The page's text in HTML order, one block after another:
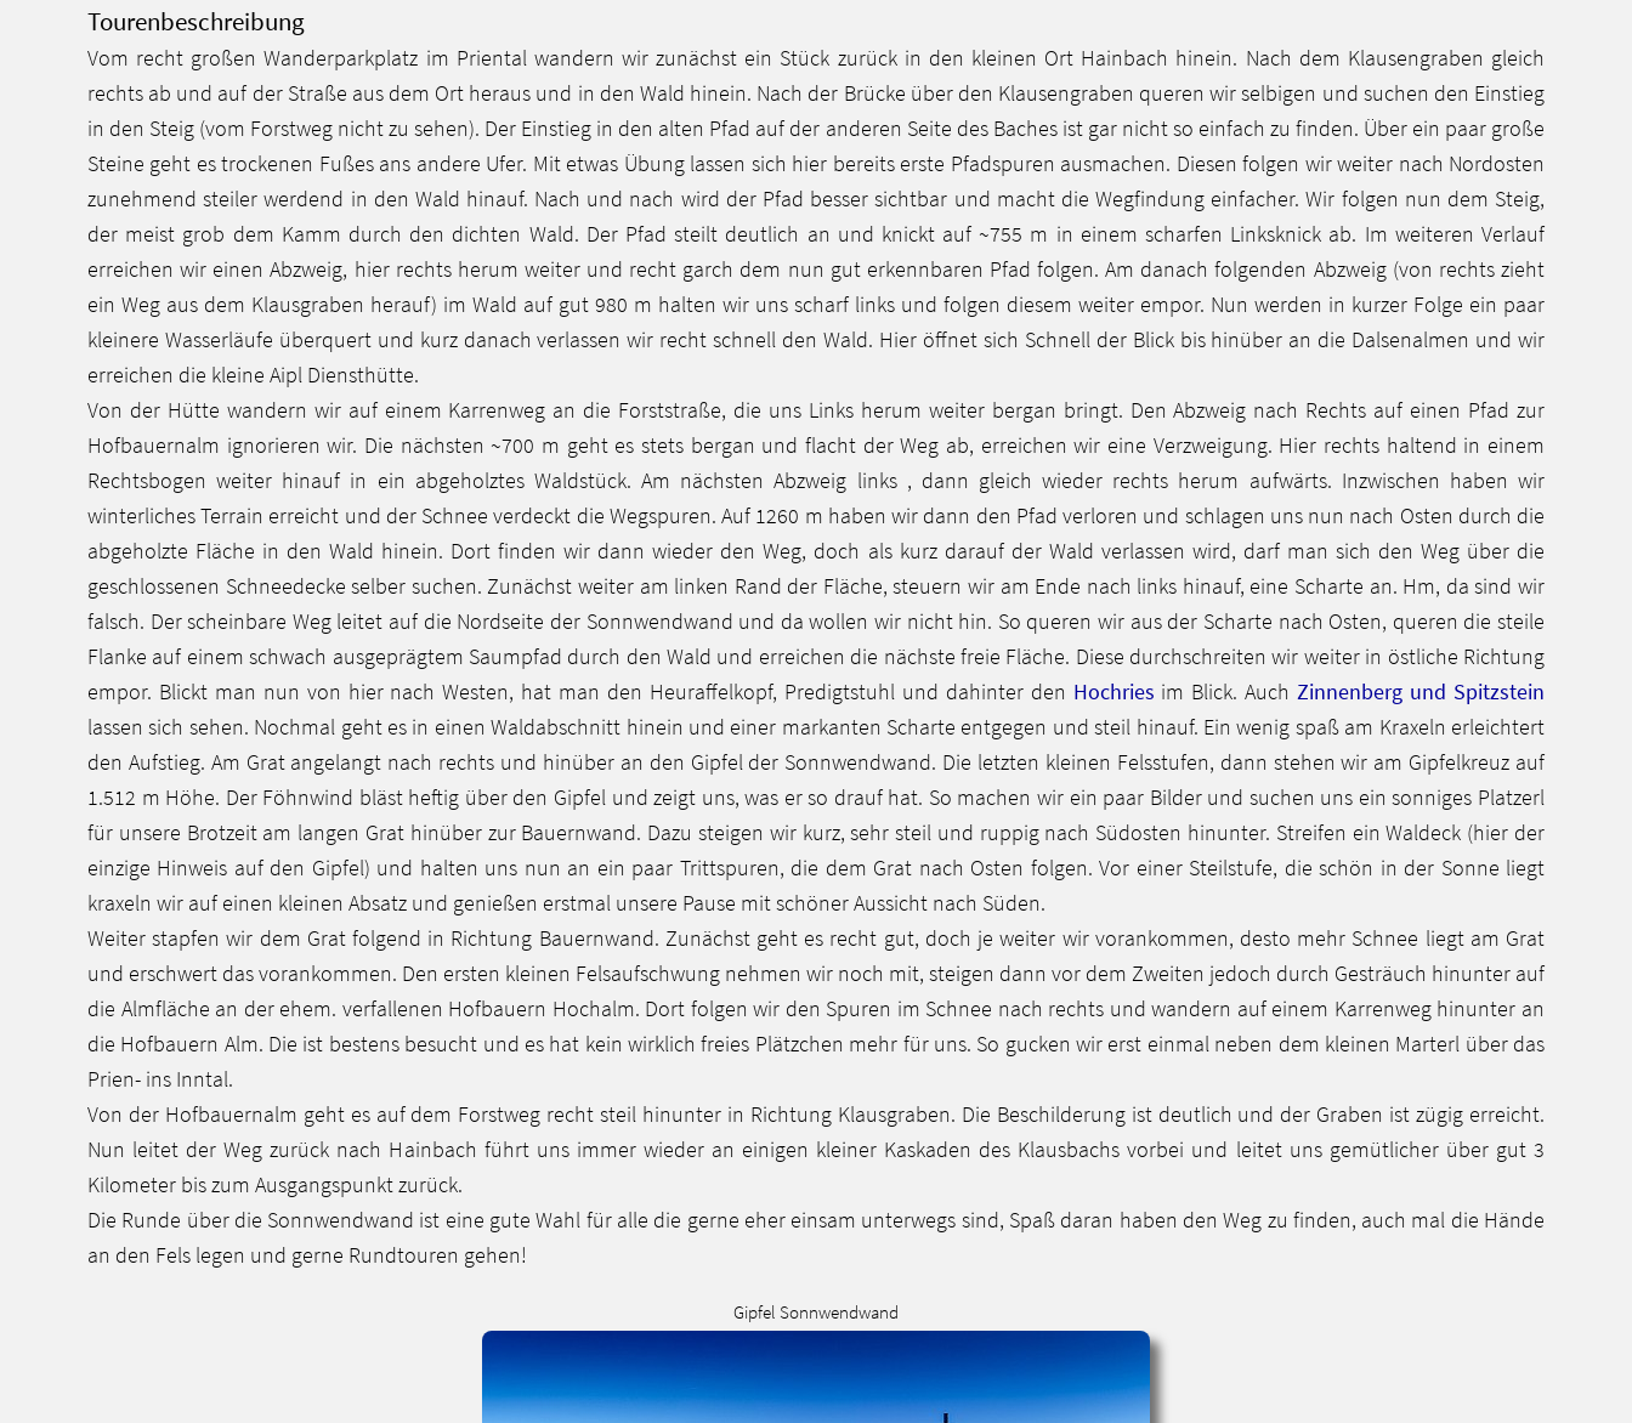
Tourenbeschreibung
Vom recht großen Wanderparkplatz im Priental wandern wir zunächst ein Stück zurück in den kleinen Ort Hainbach hinein. Nach dem Klausengraben gleich
rechts ab und auf der Straße aus dem Ort heraus und in den Wald hinein. Nach der Brücke über den Klausengraben queren wir selbigen und suchen den Einstieg
in den Steig (vom Forstweg nicht zu sehen). Der Einstieg in den alten Pfad auf der anderen Seite des Baches ist gar nicht so einfach zu finden. Über ein paar große
Steine geht es trockenen Fußes ans andere Ufer. Mit etwas Übung lassen sich hier bereits erste Pfadspuren ausmachen. Diesen folgen wir weiter nach Nordosten
zunehmend steiler werdend in den Wald hinauf. Nach und nach wird der Pfad besser sichtbar und macht die Wegfindung einfacher. Wir folgen nun dem Steig,
der meist grob dem Kamm durch den dichten Wald. Der Pfad steilt deutlich an und knickt auf ~755 m in einem scharfen Linksknick ab. Im weiteren Verlauf
erreichen wir einen Abzweig, hier rechts herum weiter und recht garch dem nun gut erkennbaren Pfad folgen. Am danach folgenden Abzweig (von rechts zieht
ein Weg aus dem Klausgraben herauf) im Wald auf gut 980 m halten wir uns scharf links und folgen diesem weiter empor. Nun werden in kurzer Folge ein paar
kleinere Wasserläufe überquert und kurz danach verlassen wir recht schnell den Wald. Hier öffnet sich Schnell der Blick bis hinüber an die Dalsenalmen und wir
erreichen die kleine Aipl Diensthütte.
Von der Hütte wandern wir auf einem Karrenweg an die Forststraße, die uns Links herum weiter bergan bringt. Den Abzweig nach Rechts auf einen Pfad zur
Hofbauernalm ignorieren wir. Die nächsten ~700 m geht es stets bergan und flacht der Weg ab, erreichen wir eine Verzweigung. Hier rechts haltend in einem
Rechtsbogen weiter hinauf in ein abgeholztes Waldstück. Am nächsten Abzweig links , dann gleich wieder rechts herum aufwärts. Inzwischen haben wir
winterliches Terrain erreicht und der Schnee verdeckt die Wegspuren. Auf 1260 m haben wir dann den Pfad verloren und schlagen uns nun nach Osten durch die
abgeholzte Fläche in den Wald hinein. Dort finden wir dann wieder den Weg, doch als kurz darauf der Wald verlassen wird, darf man sich den Weg über die
geschlossenen Schneedecke selber suchen. Zunächst weiter am linken Rand der Fläche, steuern wir am Ende nach links hinauf, eine Scharte an. Hm, da sind wir
falsch. Der scheinbare Weg leitet auf die Nordseite der Sonnwendwand und da wollen wir nicht hin. So queren wir aus der Scharte nach Osten, queren die steile
Flanke auf einem schwach ausgeprägtem Saumpfad durch den Wald und erreichen die nächste freie Fläche. Diese durchschreiten wir weiter in östliche Richtung
empor. Blickt man nun von hier nach Westen, hat man den Heuraffelkopf, Predigtstuhl und dahinter den Hochries im Blick. AuchZinnenberg und Spitzstein
lassen sich sehen. Nochmal geht es in einen Waldabschnitt hinein und einer markanten Scharte entgegen und steil hinauf. Ein wenig spaß am Kraxeln erleichtert
den Aufstieg. Am Grat angelangt nach rechts und hinüber an den Gipfel der Sonnwendwand. Die letzten kleinen Felsstufen, dann stehen wir am Gipfelkreuz auf
1.512 m Höhe. Der Föhnwind bläst heftig über den Gipfel und zeigt uns, was er so drauf hat. So machen wir ein paar Bilder und suchen uns ein sonniges Platzerl
für unsere Brotzeit am langen Grat hinüber zur Bauernwand. Dazu steigen wir kurz, sehr steil und ruppig nach Südosten hinunter. Streifen ein Waldeck (hier der
einzige Hinweis auf den Gipfel) und halten uns nun an ein paar Trittspuren, die dem Grat nach Osten folgen. Vor einer Steilstufe, die schön in der Sonne liegt
kraxeln wir auf einen kleinen Absatz und genießen erstmal unsere Pause mit schöner Aussicht nach Süden.
Weiter stapfen wir dem Grat folgend in Richtung Bauernwand. Zunächst geht es recht gut, doch je weiter wir vorankommen, desto mehr Schnee liegt am Grat
und erschwert das vorankommen. Den ersten kleinen Felsaufschwung nehmen wir noch mit, steigen dann vor dem Zweiten jedoch durch Gesträuch hinunter auf
die Almfläche an der ehem. verfallenen Hofbauern Hochalm. Dort folgen wir den Spuren im Schnee nach rechts und wandern auf einem Karrenweg hinunter an
die Hofbauern Alm. Die ist bestens besucht und es hat kein wirklich freies Plätzchen mehr für uns. So gucken wir erst einmal neben dem kleinen Marterl über das
Prien- ins Inntal.
Von der Hofbauernalm geht es auf dem Forstweg recht steil hinunter in Richtung Klausgraben. Die Beschilderung ist deutlich und der Graben ist zügig erreicht.
Nun leitet der Weg zurück nach Hainbach führt uns immer wieder an einigen kleiner Kaskaden des Klausbachs vorbei und leitet uns gemütlicher über gut 3
Kilometer bis zum Ausgangspunkt zurück.
Die Runde über die Sonnwendwand ist eine gute Wahl für alle die gerne eher einsam unterwegs sind, Spaß daran haben den Weg zu finden, auch mal die Hände
an den Fels legen und gerne Rundtouren gehen!
Gipfel Sonnwendwand